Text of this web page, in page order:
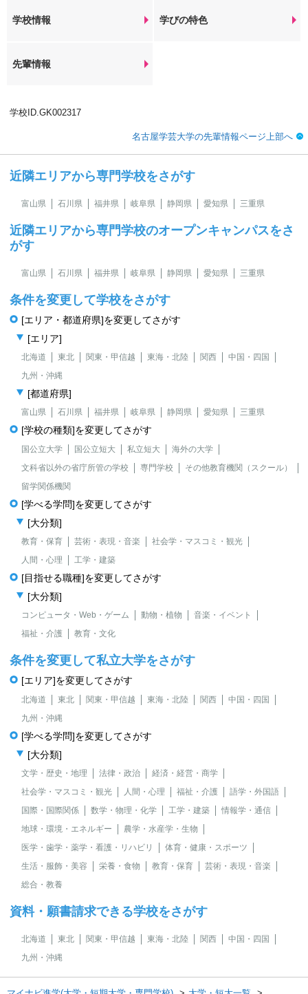
学校情報 学びの特色
先輩情報
学校ID.GK002317
名古屋学芸大学の先輩情報ページ上部へ
近隣エリアから専門学校をさがす
富山県 石川県 福井県 岐阜県 静岡県 愛知県 三重県
近隣エリアから専門学校のオープンキャンパスをさ
がす
富山県 石川県 福井県 岐阜県 静岡県 愛知県 三重県
条件を変更して学校をさがす
[エリア・都道府県]を変更してさがす
[エリア]
北海道 東北 関東・甲信越 東海・北陸 関西
中国・四国
九州・沖縄
[都道府県]
富山県 石川県 福井県 岐阜県 静岡県 愛知県 三重県
[学校の種類]を変更してさがす
国公立大学 国公立短大 私立短大
海外の大学
文科省以外の省庁所管の学校
専門学校
その他教育機関（スクール）
留学関係機関
[学べる学問]を変更してさがす
[大分類]
教育・保育 芸術・表現・音楽
社会学・マスコミ・観光
人間・心理
工学・建築
[目指せる職種]を変更してさがす
[大分類]
コンピュータ・Web・ゲーム 動物・植物
音楽・イベント
福祉・介護
教育・文化
条件を変更して私立大学をさがす
[エリア]を変更してさがす
北海道 東北 関東・甲信越 東海・北陸 関西
中国・四国
九州・沖縄
[学べる学問]を変更してさがす
[大分類]
文学・歴史・地理 法律・政治
経済・経営・商学
社会学・マスコミ・観光
人間・心理 福祉・介護
語学・外国語
国際・国際関係
数学・物理・化学 工学・建築
情報学・通信
地球・環境・エネルギー
農学・水産学・生物
医学・歯学・薬学・看護・リハビリ
体育・健康・スポーツ
生活・服飾・美容
栄養・食物 教育・保育
芸術・表現・音楽
総合・教養
資料・願書請求できる学校をさがす
北海道 東北 関東・甲信越 東海・北陸 関西
中国・四国
九州・沖縄